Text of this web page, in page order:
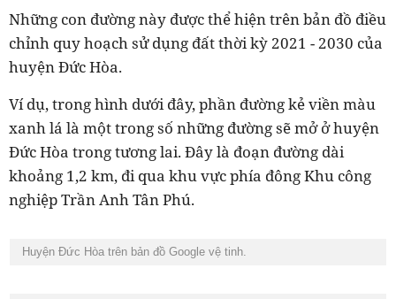
Những con đường này được thể hiện trên bản đồ điều
chỉnh quy hoạch sử dụng đất thời kỳ 2021 - 2030 của
huyện Đức Hòa.
Ví dụ, trong hình dưới đây, phần đường kẻ viền màu
xanh lá là một trong số những đường sẽ mở ở huyện
Đức Hòa trong tương lai. Đây là đoạn đường dài
khoảng 1,2 km, đi qua khu vực phía đông Khu công
nghiệp Trần Anh Tân Phú.
Huyện Đức Hòa trên bản đồ Google vệ tinh.